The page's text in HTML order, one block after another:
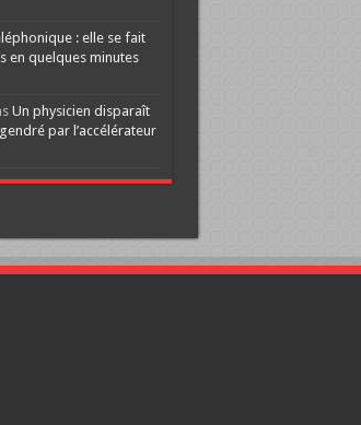
: elle se fait
en quelques minutes
Un physicien disparaît
par l’accélérateur